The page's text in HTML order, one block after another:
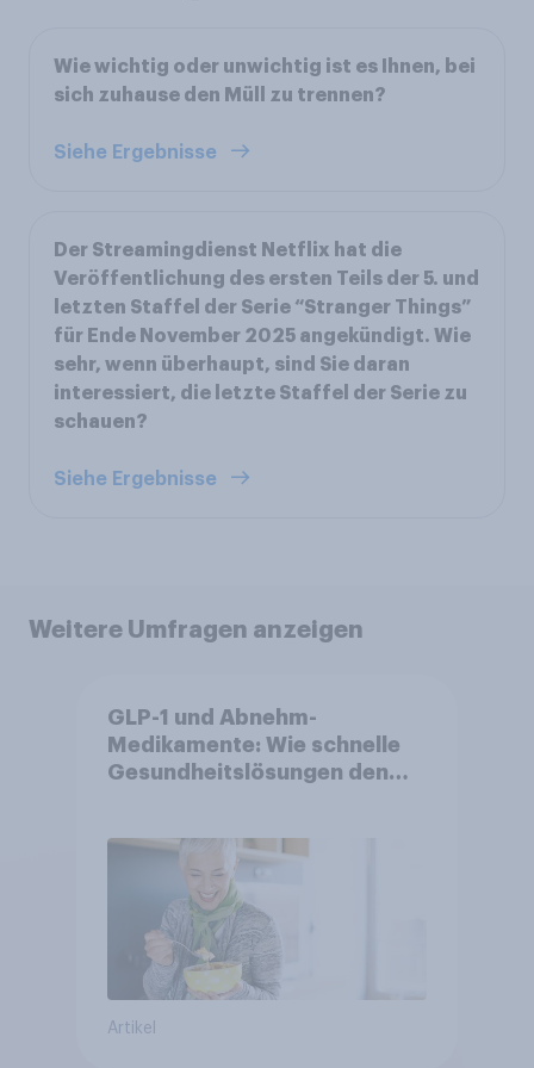
Wie wichtig oder unwichtig ist es Ihnen, bei
sich zuhause den Müll zu trennen?
Siehe Ergebnisse
Der Streamingdienst Netflix hat die
Veröffentlichung des ersten Teils der 5. und
letzten Staffel der Serie “Stranger Things”
für Ende November 2025 angekündigt. Wie
sehr, wenn überhaupt, sind Sie daran
interessiert, die letzte Staffel der Serie zu
schauen?
Siehe Ergebnisse
Weitere Umfragen anzeigen
GLP-1 und Abnehm-
Medikamente: Wie schnelle
Gesundheitslösungen den
Artikel